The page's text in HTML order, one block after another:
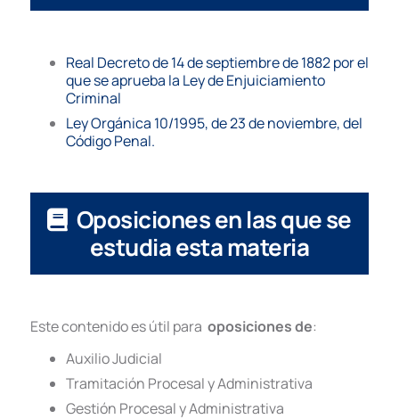
Real Decreto de 14 de septiembre de 1882 por el
que se aprueba la Ley de Enjuiciamiento
Criminal
Ley Orgánica 10/1995, de 23 de noviembre, del
Código Penal.
Oposiciones en las que se
estudia esta materia
Este contenido es útil para oposiciones de:
Auxilio Judicial
Tramitación Procesal y Administrativa
Gestión Procesal y Administrativa